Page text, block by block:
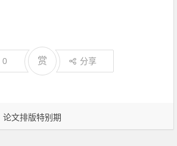
论文排版特别期
0 赏 分享